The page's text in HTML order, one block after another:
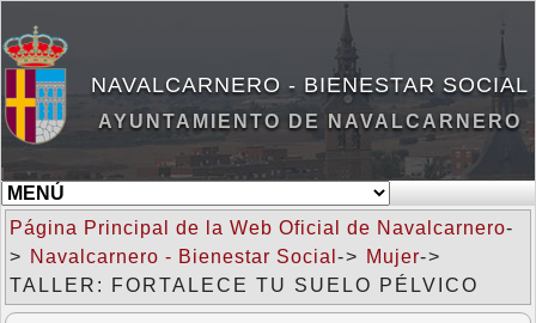
NAVALCARNERO - BIENESTAR SOCIAL
AYUNTAMIENTO DE NAVALCARNERO
Página Principal de la Web Oficial de Navalcarnero-
> Navalcarnero - Bienestar Social -> Mujer->
TALLER: FORTALECE TU SUELO PÉLVICO